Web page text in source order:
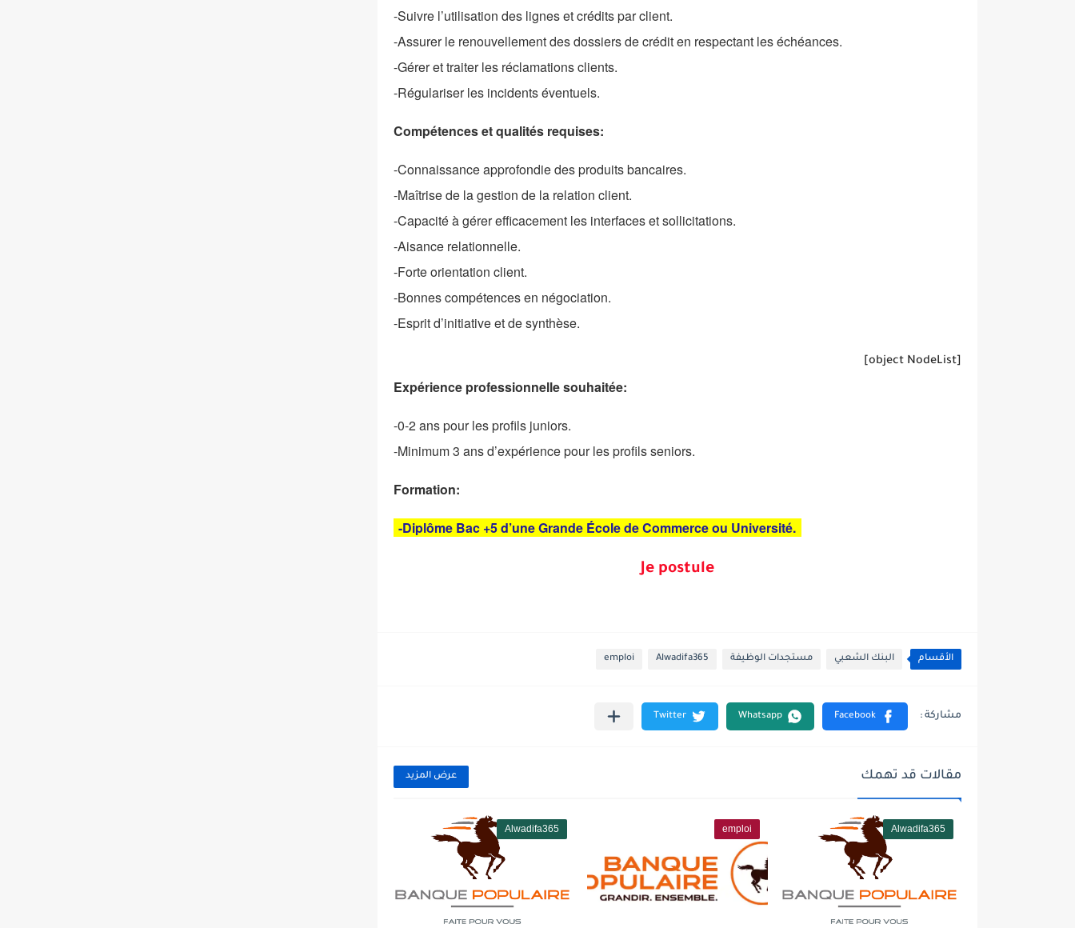
-Suivre l’utilisation des lignes et crédits par client.
-Assurer le renouvellement des dossiers de crédit en respectant les échéances.
-Gérer et traiter les réclamations clients.
-Régulariser les incidents éventuels.
Compétences et qualités requises:
-Connaissance approfondie des produits bancaires.
-Maîtrise de la gestion de la relation client.
-Capacité à gérer efficacement les interfaces et sollicitations.
-Aisance relationnelle.
-Forte orientation client.
-Bonnes compétences en négociation.
-Esprit d’initiative et de synthèse.
[object NodeList]
Expérience professionnelle souhaitée:
-0-2 ans pour les profils juniors.
-Minimum 3 ans d’expérience pour les profils seniors.
Formation:
-Diplôme Bac +5 d’une Grande École de Commerce ou Université.
Je postule
الأقسام البنك الشعبي مستجدات الوظيفة Alwadifa365
emploi
مقالات قد تهمك عرض المزيد
Alwadifa365
emploi
Alwadifa365